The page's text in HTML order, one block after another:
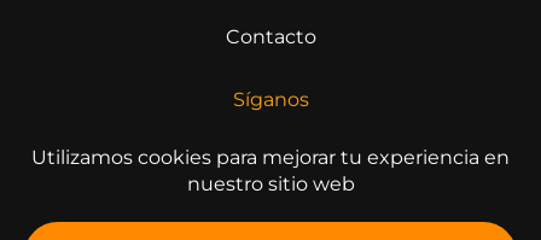
Utilizamos cookies para mejorar tu experiencia en
nuestro sitio web
Contacto
Síganos